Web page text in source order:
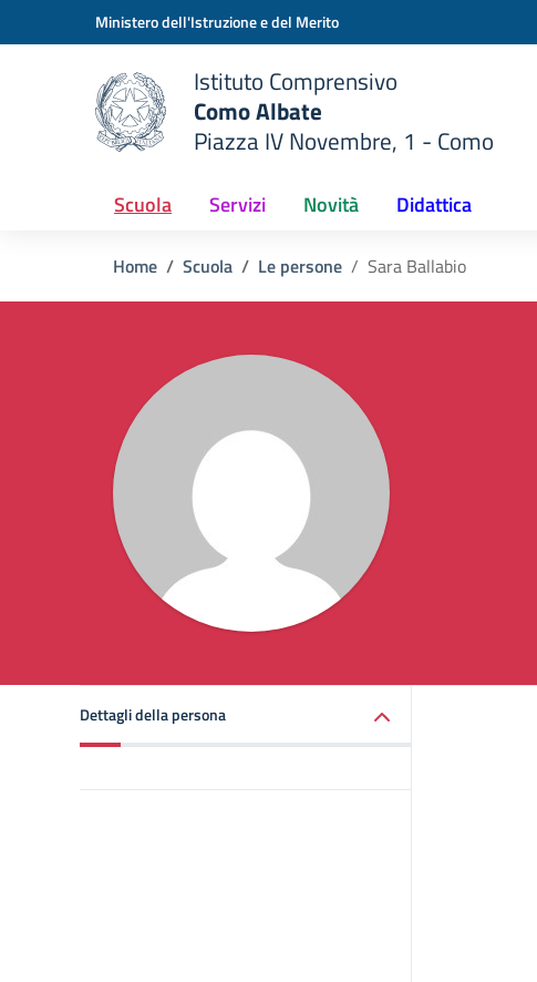
Vai ai contenuti
Vai al menu di navigazioneMinistero dell'Istruzione e del Merito
scuola
Istituto Comprensivo
Como Albate
Piazza IV Novembre, 1 - Como
Scuola Servizi Novità Didattica
Home Scuola Le persone Sara Ballabio
Dettagli della persona